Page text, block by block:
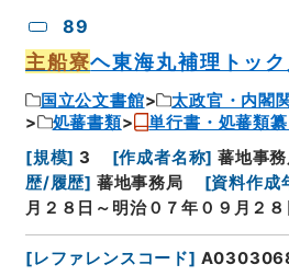
89
主船寮ヘ東海丸補理トッ
国立公文書館 太政官・内閣
処蕃書類
単行書・処蕃類
[規模] 3 [作成者名称] 蕃地事
歴/履歴] 蕃地事務局 [資料作成
月２８日～明治０７年０９月２８
[レファレンスコード]